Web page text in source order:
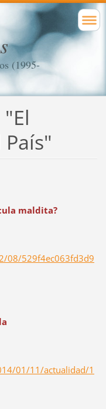
(1995-
maldita?
08/529f4ec063fd3d9
01/11/actualidad/1